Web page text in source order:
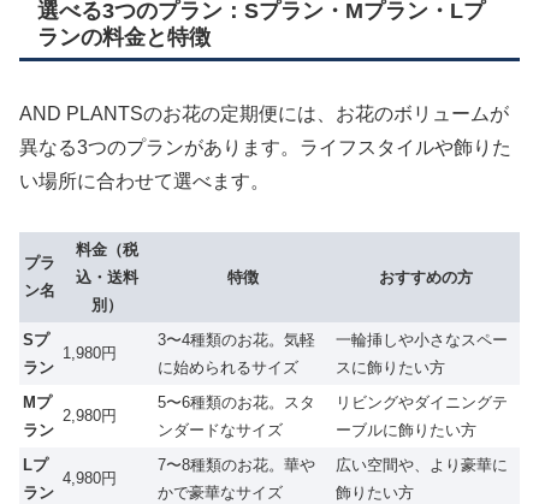
選べる3つのプラン：Sプラン・Mプラン・Lプ
ランの料金と特徴
AND PLANTSのお花の定期便には、お花のボリュームが
異なる3つのプランがあります。ライフスタイルや飾りた
い場所に合わせて選べます。
プラ
ン名
料金（税
込・送料
別）
特徴 おすすめの方
Sプ
ラン
1,980円
3〜4種類のお花。気軽
に始められるサイズ
一輪挿しや小さなスペー
スに飾りたい方
Mプ
ラン
2,980円
5〜6種類のお花。スタ
ンダードなサイズ
リビングやダイニングテ
ーブルに飾りたい方
Lプ
ラン
4,980円
7〜8種類のお花。華や
かで豪華なサイズ
広い空間や、より豪華に
飾りたい方